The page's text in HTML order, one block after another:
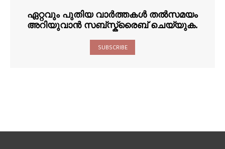
ഏറ്റവും പുതിയ വാർത്തകൾ തൽസമയം
അറിയുവാൻ സബ്സ്ക്രൈബ് ചെയ്യുക.
SUBSCRIBE